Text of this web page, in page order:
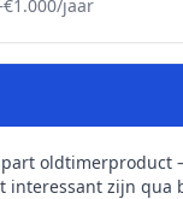
jaar
oldtimerproduct
interessant zijn qua